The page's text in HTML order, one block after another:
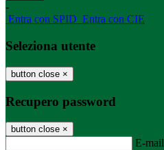
-
Entra con SPID Entra con CIE
Seleziona utente
button close ×
Recupero password
button close ×
E-mail